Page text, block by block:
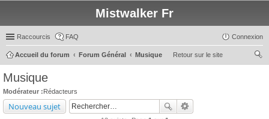
Mistwalker Fr
Raccourcis FAQ Connexion
Retour sur le site
Accueil du forum Forum Général
Musique
Musique
Modérateur :Rédacteurs
Nouveau sujet